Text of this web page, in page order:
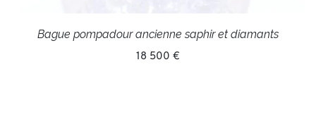
Bague pompadour ancienne saphir et diamants
18 500 €